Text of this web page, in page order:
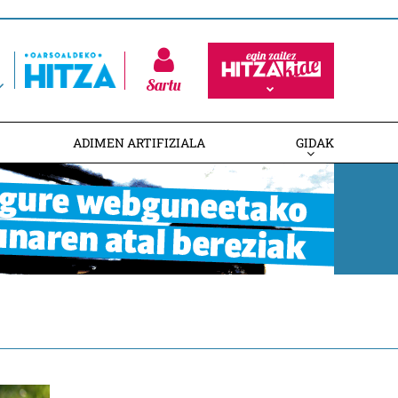
Sartu
ADIMEN ARTIFIZIALA GIDAK